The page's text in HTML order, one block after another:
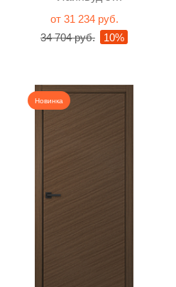
от 31 234 руб.
34 704 руб.
10%
Новинка